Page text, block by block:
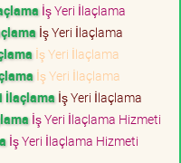
İş Yeri İlaçlama
İş Yeri İlaçlama
İş Yeri İlaçlama
İş Yeri İlaçlama
İlaçlama İş Yeri İlaçlama
İş Yeri İlaçlama Hizmeti
İş Yeri İlaçlama Hizmeti